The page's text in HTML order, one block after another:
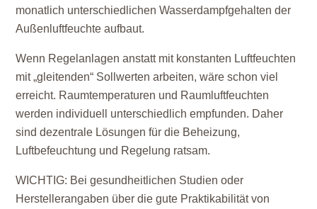
monatlich unterschiedlichen Wasserdampfgehalten der
Außenluftfeuchte aufbaut.
Wenn Regelanlagen anstatt mit konstanten Luftfeuchten
mit „gleitenden“ Sollwerten arbeiten, wäre schon viel
erreicht. Raumtemperaturen und Raumluftfeuchten
werden individuell unterschiedlich empfunden. Daher
sind dezentrale Lösungen für die Beheizung,
Luftbefeuchtung und Regelung ratsam.
WICHTIG: Bei gesundheitlichen Studien oder
Herstellerangaben über die gute Praktikabilität von